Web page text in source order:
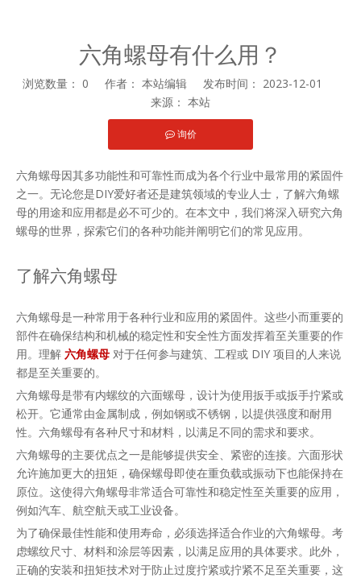
六角螺母有什么用？
浏览数量： 0 作者： 本站编辑 发布时间： 2023-12-01
来源： 本站
询价
六角螺母因其多功能性和可靠性而成为各个行业中最常用的紧固件
之一。无论您是DIY爱好者还是建筑领域的专业人士，了解六角螺
母的用途和应用都是必不可少的。在本文中，我们将深入研究六角
螺母的世界，探索它们的各种功能并阐明它们的常见应用。
了解六角螺母
六角螺母是一种常用于各种行业和应用的紧固件。这些小而重要的
部件在确保结构和机械的稳定性和安全性方面发挥着至关重要的作
用。理解 六角螺母 对于任何参与建筑、工程或 DIY 项目的人来说
都是至关重要的。
六角螺母是带有内螺纹的六面螺母，设计为使用扳手或扳手拧紧或
松开。它通常由金属制成，例如钢或不锈钢，以提供强度和耐用
性。六角螺母有各种尺寸和材料，以满足不同的需求和要求。
六角螺母的主要优点之一是能够提供安全、紧密的连接。六面形状
允许施加更大的扭矩，确保螺母即使在重负载或振动下也能保持在
原位。这使得六角螺母非常适合可靠性和稳定性至关重要的应用，
例如汽车、航空航天或工业设备。
为了确保最佳性能和使用寿命，必须选择适合作业的六角螺母。考
虑螺纹尺寸、材料和涂层等因素，以满足应用的具体要求。此外，
正确的安装和扭矩技术对于防止过度拧紧或拧紧不足至关重要，这